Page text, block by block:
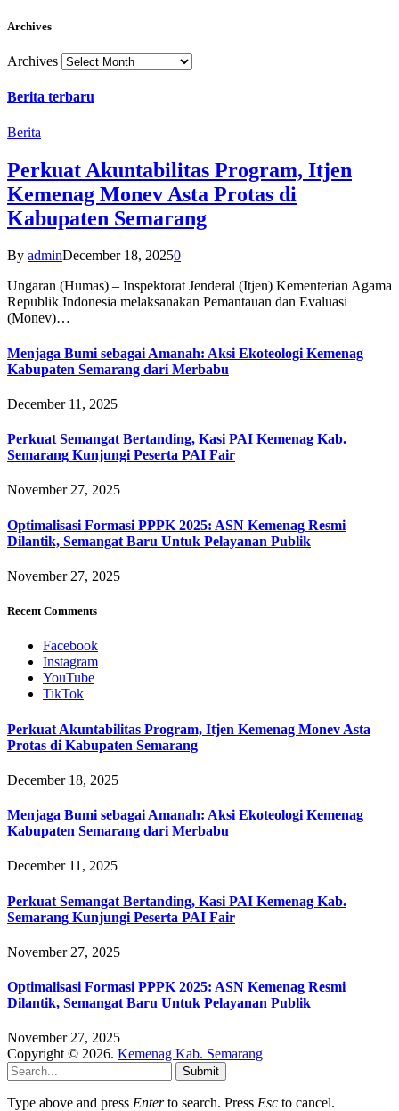
Archives
Archives
Berita terbaru
Berita
Perkuat Akuntabilitas Program, Itjen
Kemenag Monev Asta Protas di
Kabupaten Semarang
By adminDecember 18, 20250
Ungaran (Humas) – Inspektorat Jenderal (Itjen) Kementerian Agama
Republik Indonesia melaksanakan Pemantauan dan Evaluasi
(Monev)…
Menjaga Bumi sebagai Amanah: Aksi Ekoteologi Kemenag
Kabupaten Semarang dari Merbabu
December 11, 2025
Perkuat Semangat Bertanding, Kasi PAI Kemenag Kab.
Semarang Kunjungi Peserta PAI Fair
November 27, 2025
Optimalisasi Formasi PPPK 2025: ASN Kemenag Resmi
Dilantik, Semangat Baru Untuk Pelayanan Publik
November 27, 2025
Recent Comments
Facebook
Instagram
YouTube
TikTok
Perkuat Akuntabilitas Program, Itjen Kemenag Monev Asta
Protas di Kabupaten Semarang
December 18, 2025
Menjaga Bumi sebagai Amanah: Aksi Ekoteologi Kemenag
Kabupaten Semarang dari Merbabu
December 11, 2025
Perkuat Semangat Bertanding, Kasi PAI Kemenag Kab.
Semarang Kunjungi Peserta PAI Fair
November 27, 2025
Optimalisasi Formasi PPPK 2025: ASN Kemenag Resmi
Dilantik, Semangat Baru Untuk Pelayanan Publik
November 27, 2025
Copyright © 2026. Kemenag Kab. Semarang
Submit
Type above and press Enterto search. Press Esc to cancel.